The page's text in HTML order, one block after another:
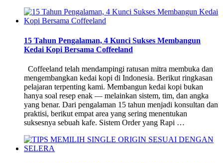
15 Tahun Pengalaman, 4 Kunci Sukses Membangun
Kedai Kopi Bersama Coffeeland
Coffeeland telah mendampingi ratusan mitra membuka dan
mengembangkan kedai kopi di Indonesia. Berikut ringkasan
pelajaran terpenting kami. Membangun kedai kopi bukan
hanya soal resep enak — melainkan sistem, tim, dan angka
yang benar. Dari pengalaman 15 tahun menjadi konsultan dan
praktisi, berikut empat area yang sering menentukan
suksesnya sebuah kafe. Sistem Order yang Rapi …